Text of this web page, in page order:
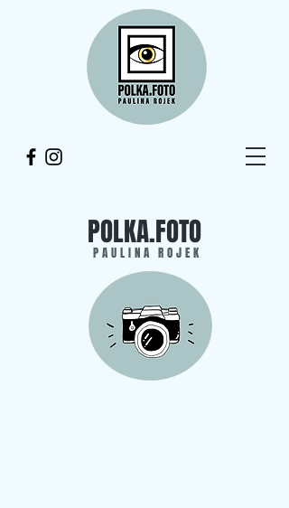
POLKA.FOTO
PAULINA ROJEK